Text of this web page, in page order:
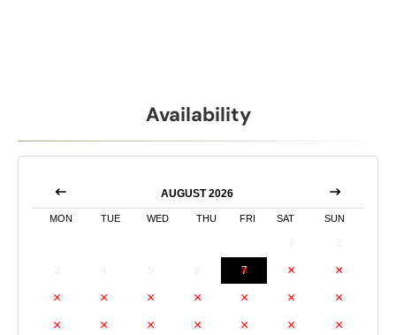
Availability
AUGUST 2026
MON TUE WED THU FRI SAT SUN
7 8 9
10 11 12 13 14 15 16
17 18 19 20 21 22 23